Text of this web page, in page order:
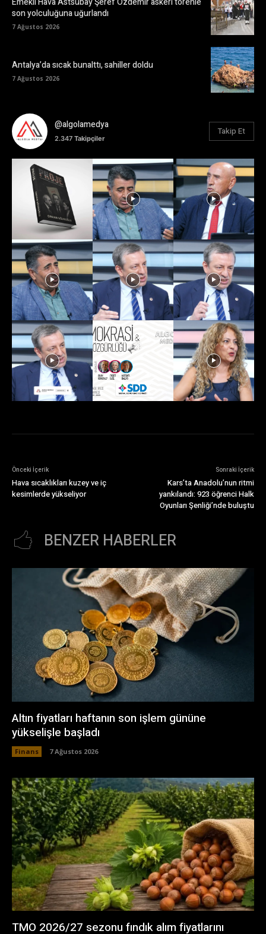
son yolculuğuna uğurlandı
7 Ağustos 2026
Antalya’da sıcak bunalttı, sahiller doldu
7 Ağustos 2026
@algolamedya
2.347 Takipçiler
Takip Et
Önceki İçerik
Hava sıcaklıkları kuzey ve iç
kesimlerde yükseliyor
Sonraki İçerik
Kars’ta Anadolu’nun ritmi
yankılandı: 923 öğrenci Halk
Oyunları Şenliği’nde buluştu
BENZER HABERLER
Altın fiyatları haftanın son işlem gününe
yükselişle başladı
Finans 7 Ağustos 2026
TMO 2026/27 sezonu fındık alım fiyatlarını